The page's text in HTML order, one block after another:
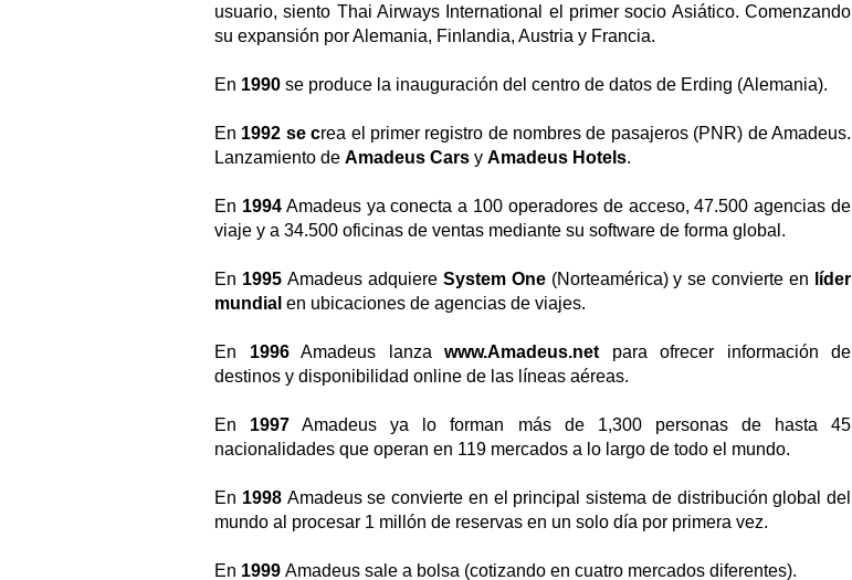
usuario, siento Thai Airways International el primer socio Asiático. Comenzando
su expansión por Alemania, Finlandia, Austria y Francia.
En 1990 se produce la inauguración del centro de datos de Erding (Alemania).
En 1992 se crea el primer registro de nombres de pasajeros (PNR) de Amadeus.
Lanzamiento de Amadeus Cars y Amadeus Hotels.
En 1994Amadeus ya conecta a 100 operadores de acceso, 47.500 agencias de
viaje y a 34.500 oficinas de ventas mediante su software de forma global.
En 1995 Amadeus adquiere System One(Norteamérica) y se convierte en
líder
mundial en ubicaciones de agencias de viajes.
En 1996Amadeus lanza www.Amadeus.net para ofrecer información de
destinos y disponibilidad online de las líneas aéreas.
En 1997 Amadeus ya lo forman más de 1,300 personas de hasta 45
nacionalidades que operan en 119 mercados a lo largo de todo el mundo.
En 1998 Amadeus se convierte en el principal sistema de distribución global del
mundo al procesar 1 millón de reservas en un solo día por primera vez.
En 1999 Amadeus sale a bolsa (cotizando en cuatro mercados diferentes).